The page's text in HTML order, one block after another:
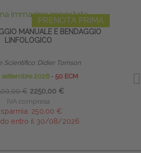
PRENOTA PRIMA
MANUALE E BENDAGGIO
LINFOLOGICO
Scientifico: Didier Tomson
settembre 2026 ∙ 50 ECM
€ 2250,00 €
IVA compresa
250,00 €
entro il 30/08/2026